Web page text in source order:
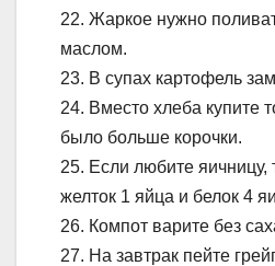
22. Жаркое нужно
маслом.
23. В супах картофель
24. Вместо хлеба купите
было больше корочки.
25. Если любите яичницу,
желток 1 яйца и белок 4
26. Компот варите без
27. На завтрак пейте